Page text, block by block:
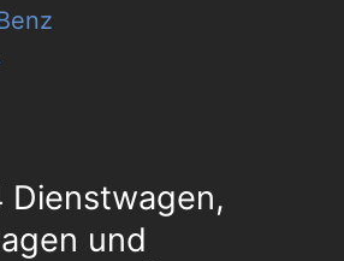
Dienstwagen,
und